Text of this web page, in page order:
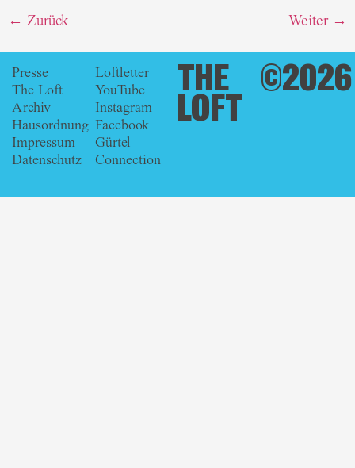
← Zurück Weiter →
THE
LOFT
Presse
The Loft
Archiv
Hausordnung
Impressum
Datenschutz
Loftletter
YouTube
Instagram
Facebook
Gürtel
Connection
©2026